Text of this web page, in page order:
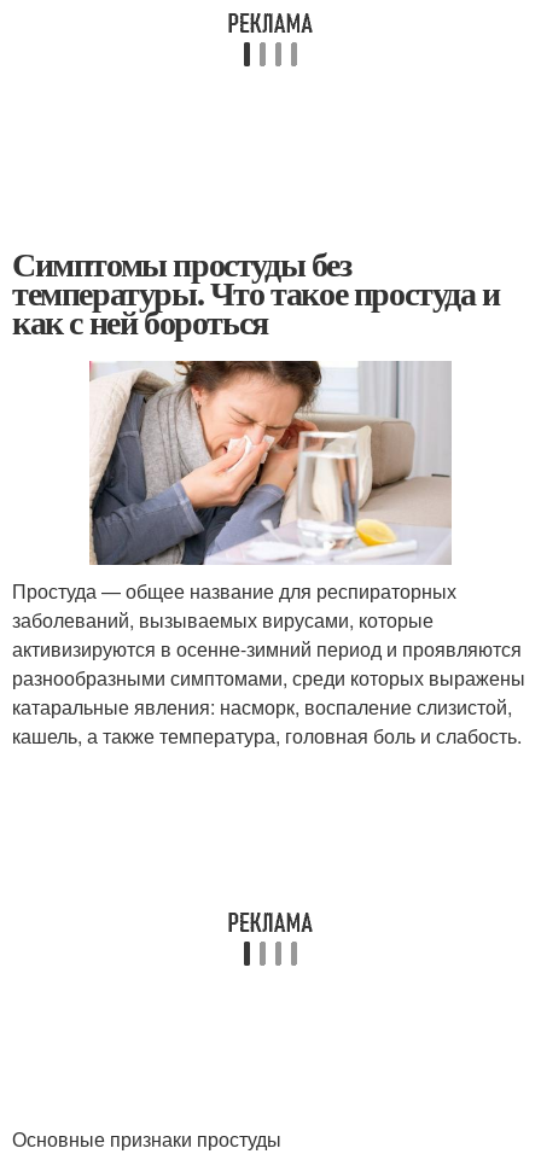
Симптомы простуды без
температуры. Что такое простуда и
как с ней бороться
Простуда — общее название для респираторных
заболеваний, вызываемых вирусами, которые
активизируются в осенне-зимний период и проявляются
разнообразными симптомами, среди которых выражены
катаральные явления: насморк, воспаление слизистой,
кашель, а также температура, головная боль и слабость.
Основные признаки простуды